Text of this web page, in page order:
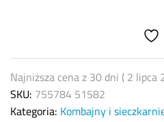
ząbkowany
quantity
Najniższa cena z 30 dni (2 lipca
SKU: 755784 51582
Kategoria: Kombajny i